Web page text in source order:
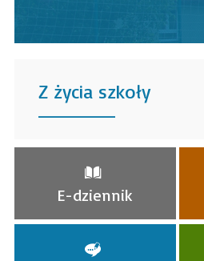
Z życia szkoły
______
E-dziennik